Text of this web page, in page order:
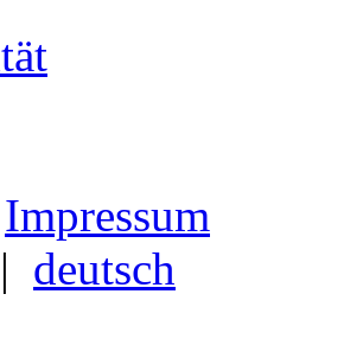
Impressum
| deutsch